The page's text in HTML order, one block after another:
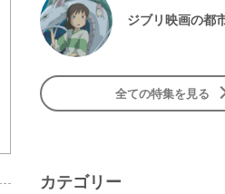
ジブリ映画の都
全ての特集を見る
カテゴリー